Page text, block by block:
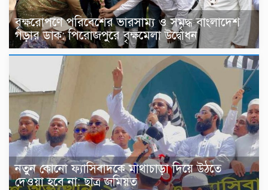
বৃক্ষরোপণে পরিবেশের ভারসাম্য ও সমৃদ্ধ বাংলাদেশ
গড়ার ডাক: পিরোজপুরে বৃক্ষমেলা উদ্বোধন
নতুন কোনো ফ্যাসিবাদকে মাথাচাড়া দিয়ে উঠতে
দেওয়া হবে না: ছাত্র জমিয়ত